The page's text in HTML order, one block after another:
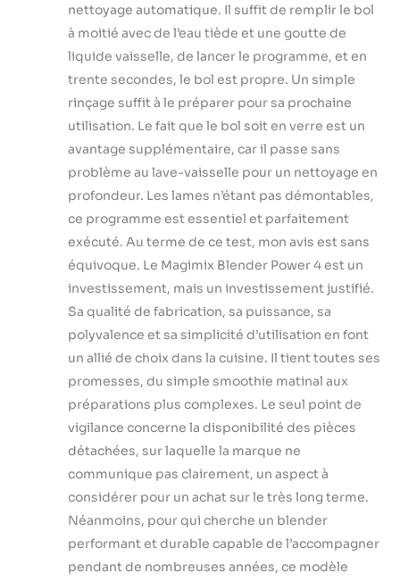
nettoyage automatique. Il suffit de remplir le bol
à moitié avec de l’eau tiède et une goutte de
liquide vaisselle, de lancer le programme, et en
trente secondes, le bol est propre. Un simple
rinçage suffit à le préparer pour sa prochaine
utilisation. Le fait que le bol soit en verre est un
avantage supplémentaire, car il passe sans
problème au lave-vaisselle pour un nettoyage en
profondeur. Les lames n’étant pas démontables,
ce programme est essentiel et parfaitement
exécuté. Au terme de ce test, mon avis est sans
équivoque. Le Magimix Blender Power 4 est un
investissement, mais un investissement justifié.
Sa qualité de fabrication, sa puissance, sa
polyvalence et sa simplicité d’utilisation en font
un allié de choix dans la cuisine. Il tient toutes ses
promesses, du simple smoothie matinal aux
préparations plus complexes. Le seul point de
vigilance concerne la disponibilité des pièces
détachées, sur laquelle la marque ne
communique pas clairement, un aspect à
considérer pour un achat sur le très long terme.
Néanmoins, pour qui cherche un blender
performant et durable capable de l’accompagner
pendant de nombreuses années, ce modèle